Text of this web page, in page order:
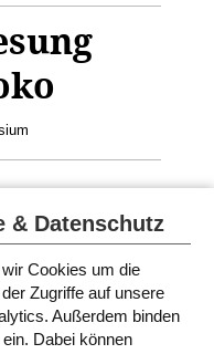
IN BAYERN 2018
& Datenschutz
Cookies um die
Zugriffe auf unsere
Außerdem binden
Dabei können